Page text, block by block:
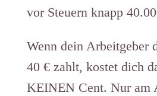
vor Steuern knapp
Wenn dein Arbeitgeber
40 € zahlt, kostet dich
KEINEN Cent. Nur am